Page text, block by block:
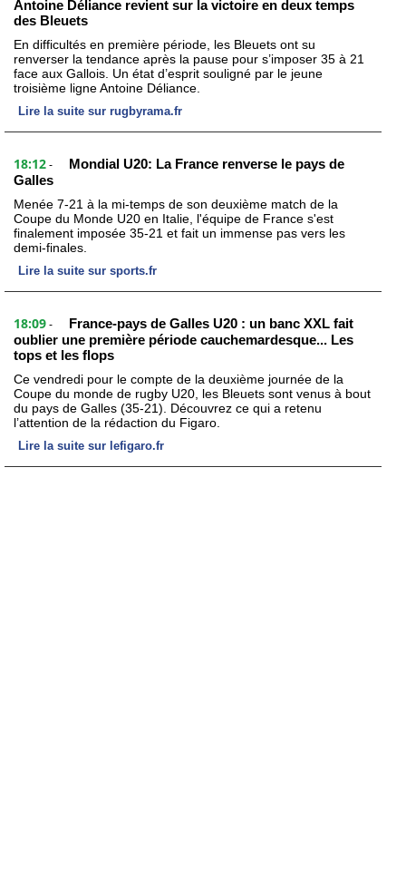
Antoine Déliance revient sur la victoire en deux temps
des Bleuets
En difficultés en première période, les Bleuets ont su
renverser la tendance après la pause pour s’imposer 35 à 21
face aux Gallois. Un état d’esprit souligné par le jeune
troisième ligne Antoine Déliance.
Lire la suite sur rugbyrama.fr
18:12 -
Mondial U20: La France renverse le pays de
Galles
Menée 7-21 à la mi-temps de son deuxième match de la
Coupe du Monde U20 en Italie, l'équipe de France s'est
finalement imposée 35-21 et fait un immense pas vers les
demi-finales.
Lire la suite sur sports.fr
18:09 -
France-pays de Galles U20 : un banc XXL fait
oublier une première période cauchemardesque... Les
tops et les flops
Ce vendredi pour le compte de la deuxième journée de la
Coupe du monde de rugby U20, les Bleuets sont venus à bout
du pays de Galles (35-21). Découvrez ce qui a retenu
l’attention de la rédaction du Figaro.
Lire la suite sur lefigaro.fr